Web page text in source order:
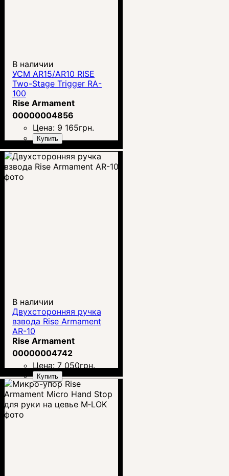
В наличии
УСМ AR15/AR10 RISE
Two-Stage Trigger RA-
100
Rise Armament
00000004856
Цена: 9 165грн.
Купить
В наличии
Двухсторонняя ручка
взвода Rise Armament
AR-10
Rise Armament
00000004742
Цена: 7 050грн.
Купить